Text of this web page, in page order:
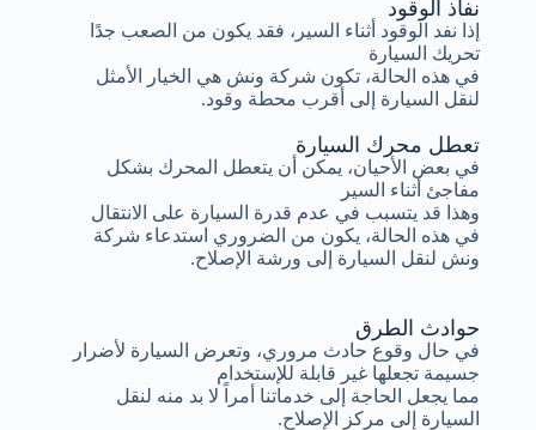
تعطل محرك السيارة
في بعض الأحيان، يمكن أن يتعطل المحرك بشكل
مفاجئ أثناء السير
وهذا قد يتسبب في عدم قدرة السيارة على الانتقال
في هذه الحالة، يكون من الضروري استدعاء شركة
ونش لنقل السيارة إلى ورشة الإصلاح.
نفاذ الوقود
إذا نفد الوقود أثناء السير، فقد يكون من الصعب جدًا
تحريك السيارة
في هذه الحالة، تكون شركة ونش هي الخيار الأمثل
لنقل السيارة إلى أقرب محطة وقود.
حوادث الطرق
في حال وقوع حادث مروري، وتعرض السيارة لأضرار
جسيمة تجعلها غير قابلة للإستخدام
مما يجعل الحاجة إلى خدماتنا أمراً لا بد منه لنقل
السيارة إلى مركز الإصلاح.